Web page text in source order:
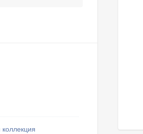
коллекция